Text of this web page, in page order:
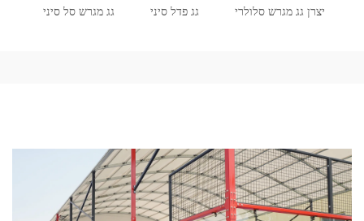
יצרן גג מגרש סלולרי גג פדל סיני גג מגרש סל סיני